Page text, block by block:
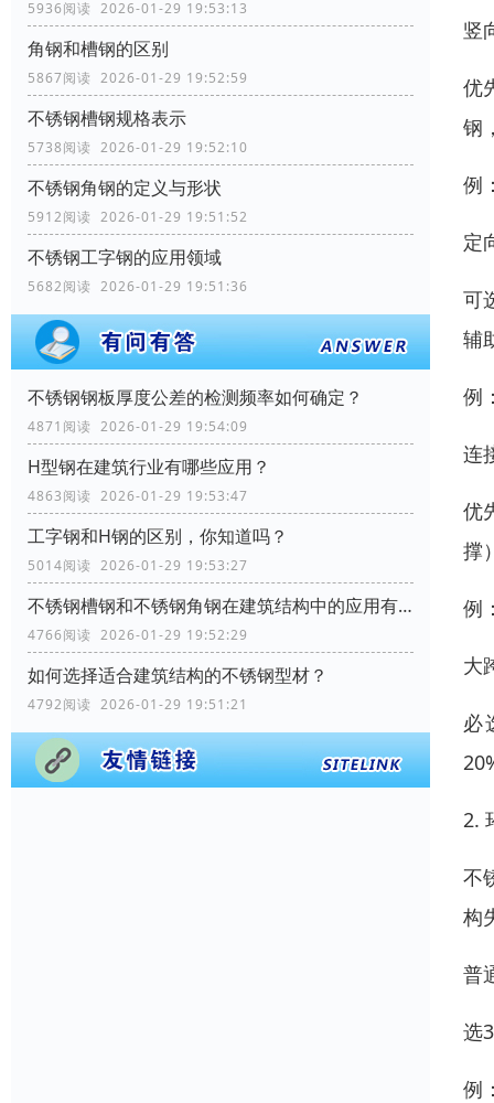
5936阅读 2026-01-29 19:53:13
角钢和槽钢的区别
5867阅读 2026-01-29 19:52:59
不锈钢槽钢规格表示
5738阅读 2026-01-29 19:52:10
不锈钢角钢的定义与形状
5912阅读 2026-01-29 19:51:52
不锈钢工字钢的应用领域
5682阅读 2026-01-29 19:51:36
不锈钢钢板厚度公差的检测频率如何确定？
4871阅读 2026-01-29 19:54:09
H型钢在建筑行业有哪些应用？
4863阅读 2026-01-29 19:53:47
工字钢和H钢的区别，你知道吗？
5014阅读 2026-01-29 19:53:27
不锈钢槽钢和不锈钢角钢在建筑结构中的应用有何区别？
4766阅读 2026-01-29 19:52:29
如何选择适合建筑结构的不锈钢型材？
4792阅读 2026-01-29 19:51:21
竖
优
钢
例
定
可
辅
例
连
优
撑
例
大
必
2.
不
构
普
选
例